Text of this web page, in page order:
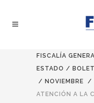
FISCALÍA
ESTADO /
/ NOVIEMBRE /
ATENCIÓN A LA